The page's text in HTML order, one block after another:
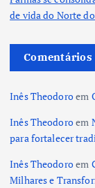
de vida do Norte
Comentários
Inês Theodoroem
Inês Theodoroem
para fortalecer
Inês Theodoroem
Milhares e